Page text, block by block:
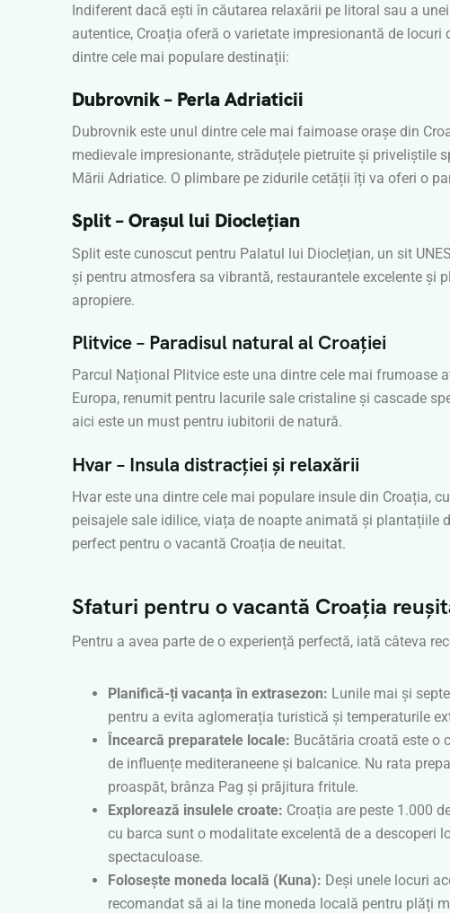
Indiferent dacă ești în căutarea relaxării pe litoral sau a
autentice, Croația oferă o varietate impresionantă de locuri
dintre cele mai populare destinații:
Dubrovnik – Perla Adriaticii
Dubrovnik este unul dintre cele mai faimoase orașe din
medievale impresionante, străduțele pietruite și priveliștile
Mării Adriatice. O plimbare pe zidurile cetății îți va oferi o
Split – Orașul lui Dioclețian
Split este cunoscut pentru Palatul lui Dioclețian, un sit
și pentru atmosfera sa vibrantă, restaurantele excelente și
apropiere.
Plitvice – Paradisul natural al Croației
Parcul Național Plitvice este una dintre cele mai frumoase
Europa, renumit pentru lacurile sale cristaline și cascade
aici este un must pentru iubitorii de natură.
Hvar – Insula distracției și relaxării
Hvar este una dintre cele mai populare insule din Croația,
peisajele sale idilice, viața de noapte animată și plantațiile
perfect pentru o vacantă Croația de neuitat.
Sfaturi pentru o vacantă Croația
Pentru a avea parte de o experiență perfectă, iată câteva
Planifică-ți vacanța în extrasezon: Lunile mai și
pentru a evita aglomerația turistică și temperaturile
Încearcă preparatele locale: Bucătăria croată este o
de influențe mediteraneene și balcanice. Nu rata
proaspăt, brânza Pag și prăjitura fritule.
Explorează insulele croate: Croația are peste 1.000
cu barca sunt o modalitate excelentă de a descoperi
spectaculoase.
Folosește moneda locală (Kuna): Deși unele locuri
recomandat să ai la tine moneda locală pentru plăți